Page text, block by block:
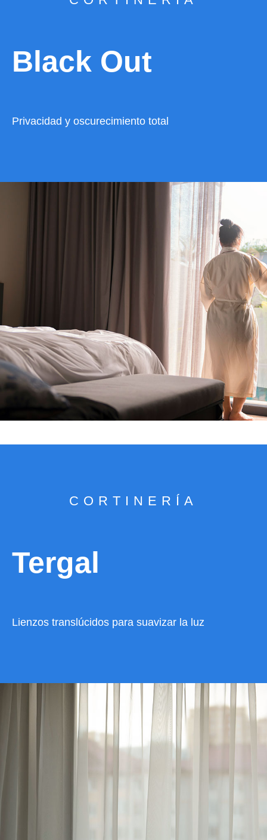
Black Out
Privacidad y oscurecimiento total
VER CATÁLOGO
CORTINERÍA
Tergal
Lienzos translúcidos para suavizar la luz
VER CATÁLOGO